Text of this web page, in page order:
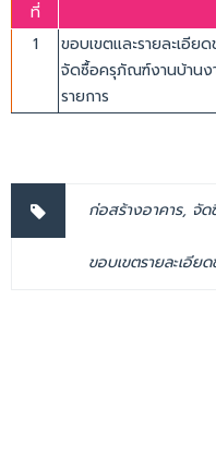
ที่
1
ขอบเขตและรายละเอีย
จัดซื้อครุภัณฑ์งานบ้านง
รายการ
ก่อสร้างอาคาร, จัด
ขอบเขตรายละเอีย